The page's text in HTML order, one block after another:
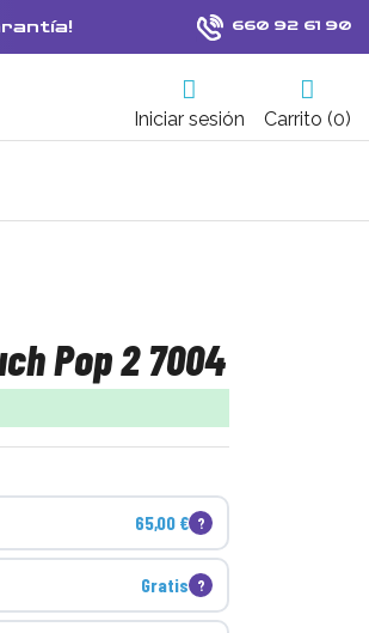
660 92 61 90
Iniciar sesión Carrito (0)
Pop 2 7004
65,00 € ?
Gratis ?